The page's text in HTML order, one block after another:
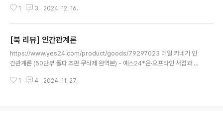
멘탈이다. 멍한 상태로 주변 사람의 말을 그대로 믿지 마라. 실www.yes24.c
으로, 삶을 긍정적으로 바라보고 지속적으로 노력하라는 내용 이었다.좋은 내용
들이었으나, 작가가 다소 강한 어조로 '무조건 믿어라!' 라고 외치는 경향이 있어
이런 모습이 오히려, 설득력이 떨어지는 요소 였다.덕분에 자기계발서에 ..
1 3 2024. 12. 16.
[북 리뷰] 인간관계론
https://www.yes24.com/product/goods/79297023 데일 카네기 인
간관계론 (50만부 돌파 초판 무삭제 완역본) - 예스24*온·오프라인 서점과 모
판 판매량 압도적 1위누적 판매량 500,000+ 독자 리뷰 10,000+ 평점 4.8/
1 4 2024. 11. 27.